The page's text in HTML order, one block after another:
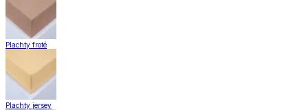
Plachty froté
Plachty jersey